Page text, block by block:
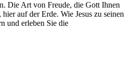
Die Art von Freude, die Gott Ihnen
auf der Erde. Wie Jesus zu seinen
und erleben Sie die